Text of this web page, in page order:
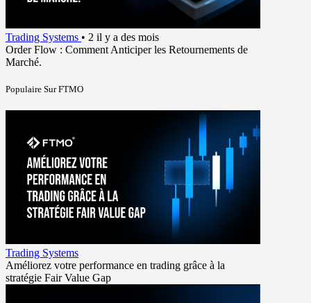
Trading Systems • 2 il y a des mois
Order Flow : Comment Anticiper les Retournements de
Marché.
Populaire Sur FTMO
Trading Systems
Améliorez votre performance en trading grâce à la
stratégie Fair Value Gap